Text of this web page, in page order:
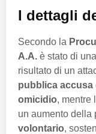
I dettagli
Secondo la
A.A. è stato di
risultato di un
pubblica accusa
omicidio, mentre
un aumento della
volontario,